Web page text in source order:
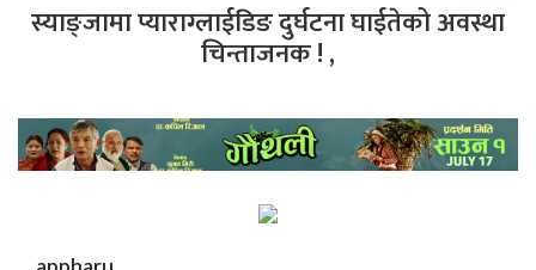
स्याङ्जामा प्याराग्लाईडिङ दुर्घटना घाईतेको अवस्था
चिन्ताजनक ! ,